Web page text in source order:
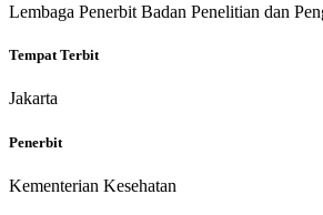
Lembaga Penerbit Badan Penelitian dan
Tempat Terbit
Jakarta
Penerbit
Kementerian Kesehatan